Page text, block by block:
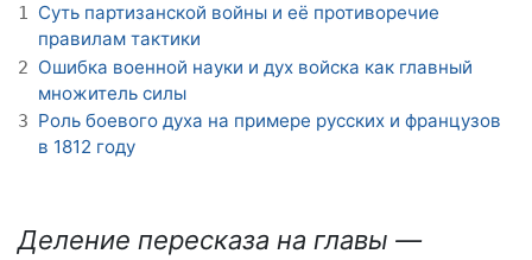
1 Суть партизанской войны и её противоречие
правилам тактики
2 Ошибка военной науки и дух войска как главный
множитель силы
3 Роль боевого духа на примере русских и французов
в 1812 году
Деление пересказа на главы —